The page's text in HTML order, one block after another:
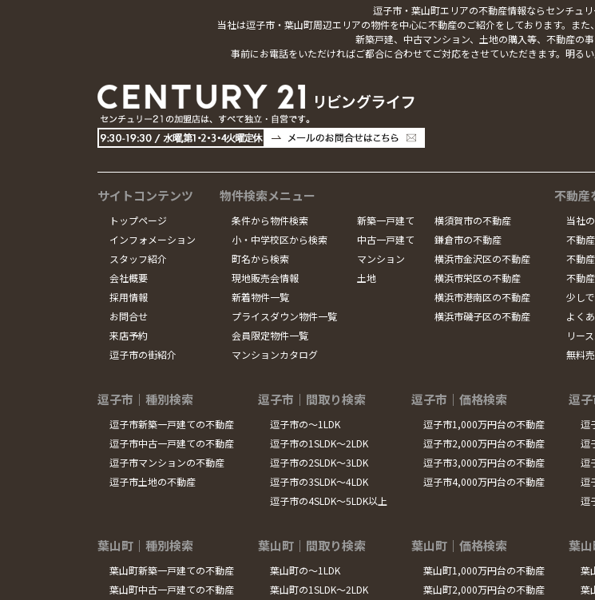
逗子市・葉山町エリアの不動産情報ならセンチュ
当社は逗子市・葉山町周辺エリアの物件を中心に不動産のご紹介をしております。また
新築戸建、中古マンション、土地の購入等、不動産の
事前にお電話をいただければご都合に合わせてご対応をさせていただきます。明る
サイトコンテンツ
トップページ
インフォメーション
スタッフ紹介
会社概要
採用情報
お問合せ
来店予約
逗子市の街紹介
物件検索メニュー
条件から物件検索
小・中学校区から検索
町名から検索
現地販売会情報
新着物件一覧
プライスダウン物件一覧
会員限定物件一覧
マンションカタログ
新築一戸建て
中古一戸建て
マンション
土地
横須賀市の不動産
鎌倉市の不動産
横浜市金沢区の不動産
横浜市栄区の不動産
横浜市港南区の不動産
横浜市磯子区の不動産
不動産
当社
不動
不動
不動
少し
よく
リー
無料
逗子市｜種別検索
逗子市新築一戸建ての不動産
逗子市中古一戸建ての不動産
逗子市マンションの不動産
逗子市土地の不動産
逗子市｜間取り検索
逗子市の～1LDK
逗子市の1SLDK～2LDK
逗子市の2SLDK～3LDK
逗子市の3SLDK～4LDK
逗子市の4SLDK～5LDK以上
逗子市｜価格検索
逗子市1,000万円台の不動産
逗子市2,000万円台の不動産
逗子市3,000万円台の不動産
逗子市4,000万円台の不動産
逗
逗
逗
逗
逗
逗
葉山町｜種別検索
葉山町新築一戸建ての不動産
葉山町中古一戸建ての不動産
葉山町｜間取り検索
葉山町の～1LDK
葉山町の1SLDK～2LDK
葉山町｜価格検索
葉山町1,000万円台の不動産
葉山町2,000万円台の不動産
葉
葉
葉